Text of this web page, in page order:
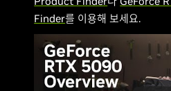
Finder를 이용해 보세요.